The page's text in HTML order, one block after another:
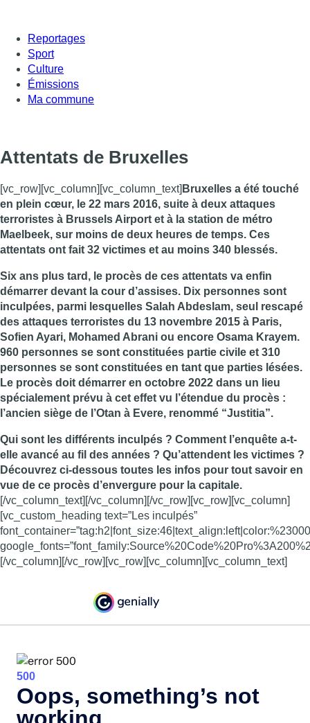
Reportages
Sport
Culture
Émissions
Ma commune
Attentats de Bruxelles
[vc_row][vc_column][vc_column_text] Bruxelles a été touché
en plein cœur, le 22 mars 2016, suite à deux attaques
terroristes à Brussels Airport et à la station de métro
Maelbeek, sur moins de deux heures de temps. Ces
attentats ont fait 32 victimes et au moins 340 blessés.
Six ans plus tard, le procès de ces attentats va enfin
démarrer devant la cour d’assises. Dix personnes sont
inculpées, parmi lesquelles Salah Abdeslam, seul rescapé
des attaques terroristes du 13 novembre 2015 à Paris,
Sofien Ayari, Mohamed Abrani ou encore Osama Krayem.
960 personnes se sont constituées partie civile et 310
personnes se sont constituées en tant que parties lésées.
Le procès doit démarrer en octobre 2022 dans un lieu
spécialement prévu à cet effet vu l’étendue du procès :
l’ancien siège de l’Otan à Evere, renommé “Justitia”.
Qui sont les différents inculpés ? Comment l’enquête a-t-
elle avancé au fil des années ? Qu’attendent les victimes ?
Découvrez ci-dessous toutes les infos pour tout savoir en
vue de ce procès d’envergure pour la capitale.
[/vc_column_text][/vc_column][/vc_row][vc_row][vc_column]
[vc_custom_heading text=”Les inculpés”
[/vc_column][/vc_row][vc_row][vc_column][vc_column_text]